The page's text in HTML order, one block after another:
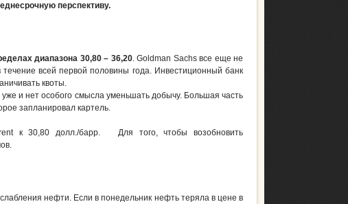
перспективу.
диапазона 30,80 – 36,20. Goldman Sachs все еще не
всей первой половины года. Инвестиционный банк
квоты.
и нет особого смысла уменьшать добычу. Большая часть
запланировал картель.
к 30,80 долл./барр. Для того, чтобы возобновить
нефти. Если в понедельник нефть теряла в цене в